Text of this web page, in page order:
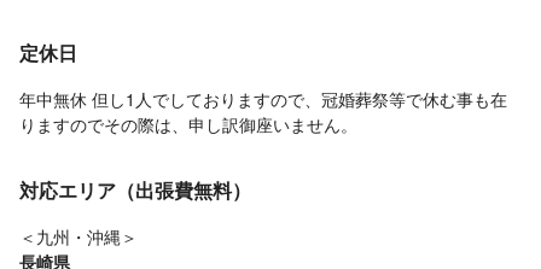
定休日
年中無休 但し1人でしておりますので、冠婚葬祭等で休む事も在
りますのでその際は、申し訳御座いません。
対応エリア（出張費無料）
＜九州・沖縄＞
長崎県